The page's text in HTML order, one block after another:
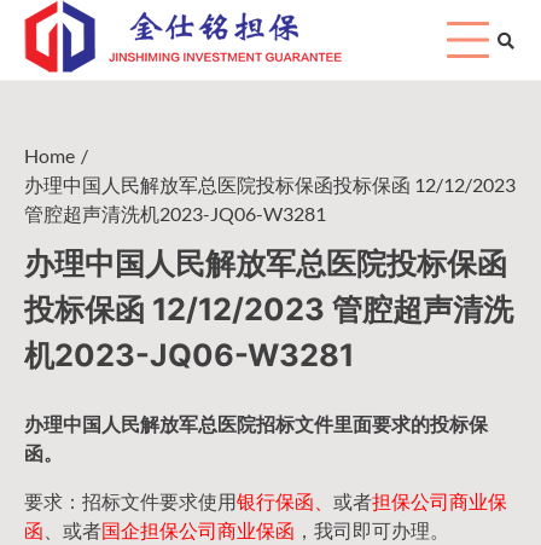
Skip
content
Home
办理中国人民解放军总医院投标保函投标保函 12/12/2023
管腔超声清洗机2023-JQ06-W3281
办理中国人民解放军总医院投标保函
投标保函 12/12/2023 管腔超声清洗
机2023-JQ06-W3281
办理中国人民解放军总医院招标文件里面要求的投标保
函。
要求：招标文件要求使用银行保函、 或者担保公司商业保
函 、或者国企担保公司商业保函 ，我司即可办理。